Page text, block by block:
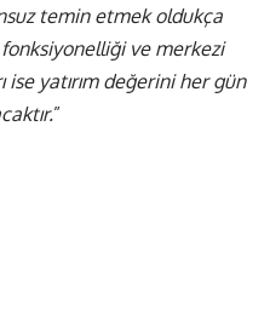
temin etmek oldukça
ve merkezi
ise yatırım değerini her gün
”